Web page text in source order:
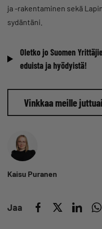
ja -rakentaminen sekä
sydäntäni.
Oletko jo Suomen
eduista ja hyödyistä!
Vinkkaa meille
Kaisu Puranen
Jaa